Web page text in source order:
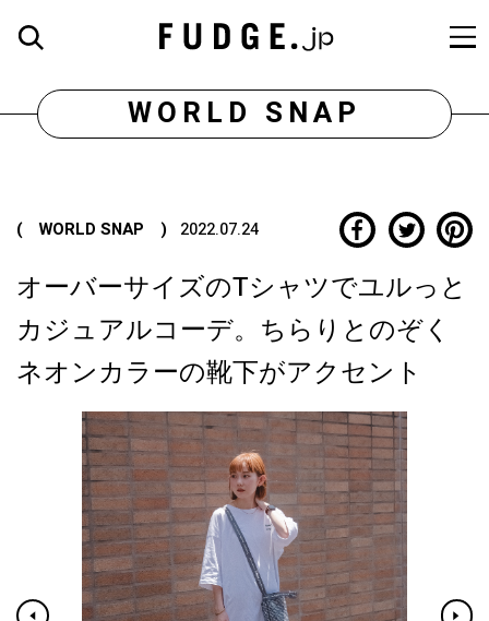
WORLD SNAP
( WORLD SNAP ) 2022.07.24
オーバーサイズのTシャツでユルっと
カジュアルコーデ。ちらりとのぞく
ネオンカラーの靴下がアクセント